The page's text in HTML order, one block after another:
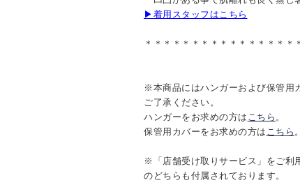
▶着用スタッフはこちら
＊＊＊＊＊＊＊＊＊＊＊＊＊＊＊＊
※本商品にはハンガーおよび保管用
ご了承ください。
ハンガーをお求めの方は こちら 。
保管用カバーをお求めの方は こちら 。
※「店舗受け取りサービス」をご利
のどちらも付属されております。